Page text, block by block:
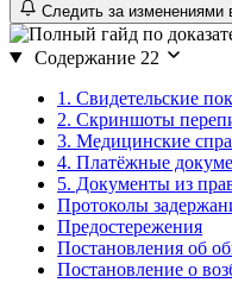
Следить за изменениями
Содержание 22
1. Свидетельские
2. Скриншоты
3. Медицинские
4. Платёжные
5. Документы из
Протоколы
Предостережения
Постановления об
Постановление о